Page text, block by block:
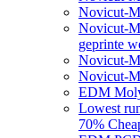
Novicut-
Novicut-
geprinte
Novicut-
Novicut-
EDM
Lowest
70%